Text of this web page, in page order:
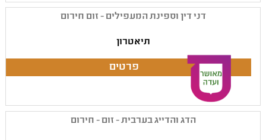
דני דין וספינת המעפילים - זום חירום
תיאטרון
הדג והדייג בערבית - זום - חירום